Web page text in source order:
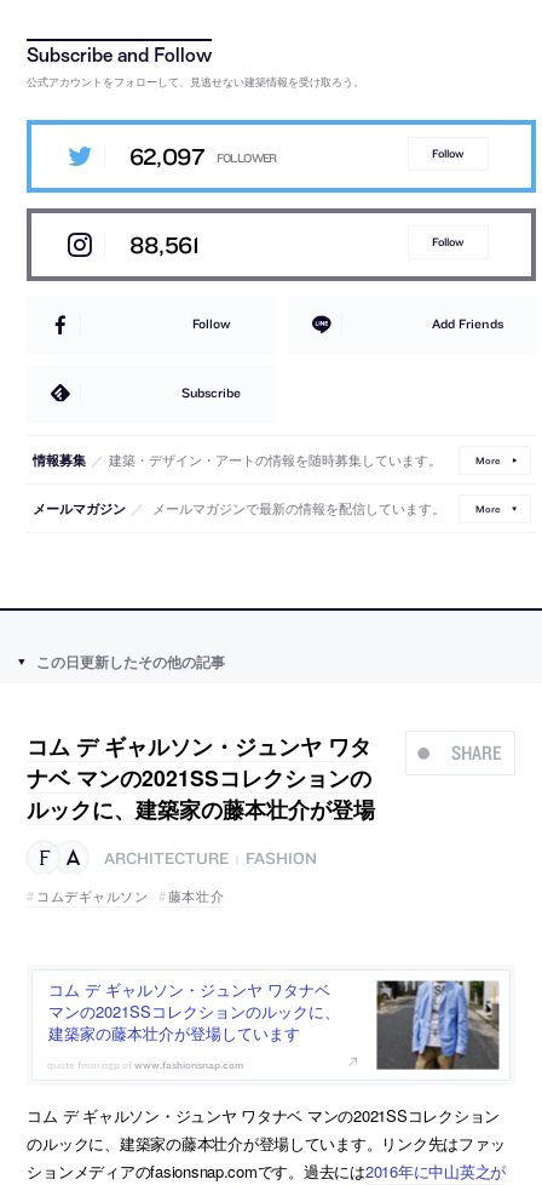
公式アカウントをフォローして、見逃せない建築情報を受け取ろう。
62,097 Follow
88,561 Follow
Follow Add Friends
Subscribe
情報募集 ／ 建築・デザイン・アートの情報を随時募集しています。 More
メールマガジン ／ メールマガジンで最新の情報を配信しています。 More
この日更新したその他の記事
SHARE
コム デ ギャルソン・ジュンヤ ワタ
ナベ マンの2021SSコレクションの
ルックに、建築家の藤本壮介が登場
ARCHITECTURE
FASHION
コムデギャルソン
藤本壮介
コム デ ギャルソン・ジュンヤ ワタナベ
マンの2021SSコレクションのルックに、
建築家の藤本壮介が登場しています
www.fashionsnap.com
コム デ ギャルソン・ジュンヤ ワタナベ マンの2021SSコレクション
のルックに、建築家の藤本壮介が登場しています。リンク先はファッ
ションメディアのfasionsnap.comです。過去には2016年に中山英之が